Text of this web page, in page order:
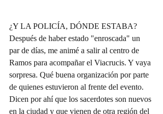
¿Y LA POLICÍA, DÓNDE ESTABA?
Después de haber estado "enroscada" un
par de días, me animé a salir al centro de
Ramos para acompañar el Viacrucis. Y vaya
sorpresa. Qué buena organización por parte
de quienes estuvieron al frente del evento.
Dicen por ahí que los sacerdotes son nuevos
en la ciudad y que vienen de otra región del